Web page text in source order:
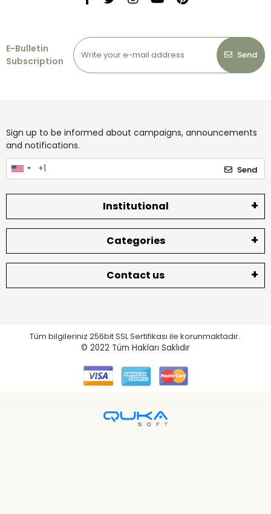
E-Bulletin
Subscription
Send
Sign up to be informed about campaigns, announcements
and notifications.
Send
Institutional
Categories
Contact us
Tüm bilgileriniz 256bit SSL Sertifikası ile korunmaktadır.
© 2022 Tüm Hakları Saklıdır